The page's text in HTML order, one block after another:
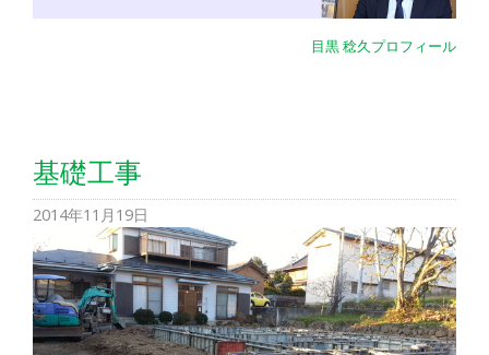
目黒 稔久プロフィール
基礎工事
2014年11月19日